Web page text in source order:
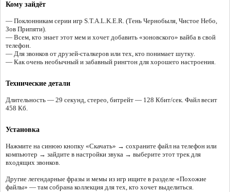
Кому зайдёт
— Поклонникам серии игр S.T.A.L.K.E.R. (Тень Чернобыля, Чистое Небо,
Зов Припяти).
— Всем, кто знает этот мем и хочет добавить «зоновского» вайба в свой
телефон.
— Для звонков от друзей-сталкеров или тех, кто понимает шутку.
— Как очень необычный и забавный рингтон для хорошего настроения.
Технические детали
Длительность — 29 секунд, стерео, битрейт — 128 Кбит/сек. Файл весит
458 Кб.
Установка
Нажмите на синюю кнопку «Скачать» → сохраните файл на телефон или
компьютер → зайдите в настройки звука → выберите этот трек для
входящих звонков.
Другие легендарные фразы и мемы из игр ищите в разделе «Похожие
файлы» — там собрана коллекция для тех, кто хочет выделиться.